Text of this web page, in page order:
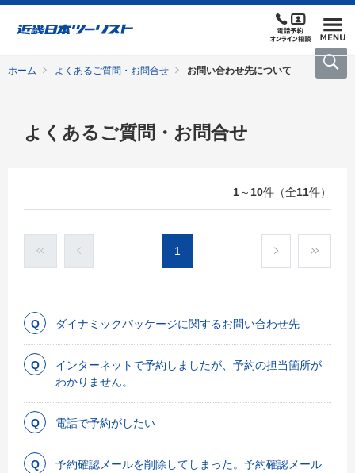
ホーム よくあるご質問・お問合せ お問い合わせ先について
よくあるご質問・お問合せ
1～ 10件（全11件）
1
ダイナミックパッケージに関するお問い合わせ先
インターネットで予約しましたが、予約の担当箇所が
わかりません。
電話で予約がしたい
予約確認メールを削除してしまった。予約確認メール